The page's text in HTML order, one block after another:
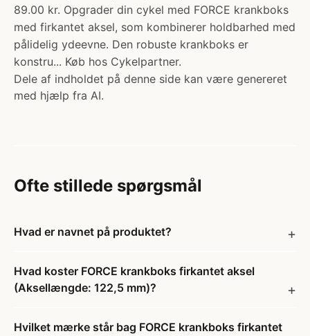
89.00 kr. Opgrader din cykel med FORCE krankboks
med firkantet aksel, som kombinerer holdbarhed med
pålidelig ydeevne. Den robuste krankboks er
konstru... Køb hos Cykelpartner.
Dele af indholdet på denne side kan være genereret
med hjælp fra AI.
Ofte stillede spørgsmål
Hvad er navnet på produktet?
Hvad koster FORCE krankboks firkantet aksel
(Aksellængde: 122,5 mm)?
Hvilket mærke står bag FORCE krankboks firkantet